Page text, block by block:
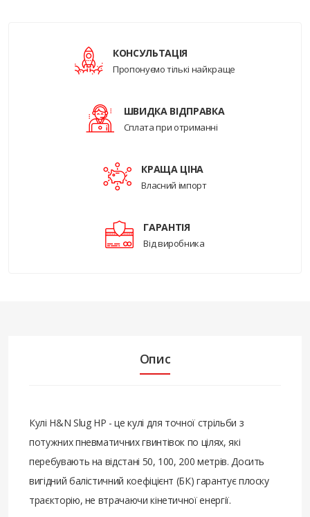
КОНСУЛЬТАЦІЯ
Пропонуємо тількі найкраще
ШВИДКА ВІДПРАВКА
Сплата при отриманні
КРАЩА ЦІНА
Власний імпорт
ГАРАНТІЯ
Від виробника
Опис
Кулі H&N Slug HP - це кулі для точної стрільби з
потужних пневматичних гвинтівок по цілях, які
перебувають на відстані 50, 100, 200 метрів. Досить
вигідний балістичний коефіцієнт (БК) гарантує плоску
траєкторію, не втрачаючи кінетичної енергії.